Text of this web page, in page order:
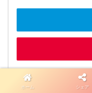
ホーム シェア